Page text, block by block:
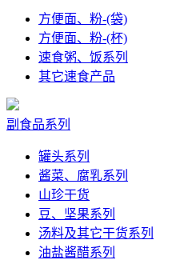
方便面、粉-(袋)
方便面、粉-(杯)
速食粥、饭系列
其它速食产品
副食品系列
罐头系列
酱菜、腐乳系列
山珍干货
豆、坚果系列
汤料及其它干货系列
油盐酱醋系列